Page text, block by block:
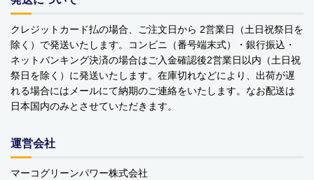
クレジットカード払の場合、ご注文日から 2営業日（土日祝祭日を
除く）で発送いたします。コンビニ（番号端末式）・銀行振込・
ネットバンキング決済の場合はご入金確認後2営業日以内（土日祝
祭日を除く）に発送いたします。在庫切れなどにより、出荷が遅
れる場合にはメールにて納期のご連絡をいたします。なお配送は
日本国内のみとさせていただきます。
運営会社
マーコグリーンパワー株式会社